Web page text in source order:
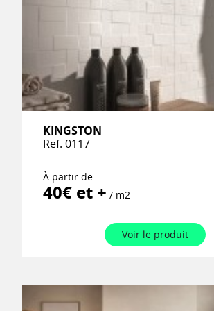
KINGSTON
Ref. 0117
À partir de
40€ et + / m2
Voir le produit